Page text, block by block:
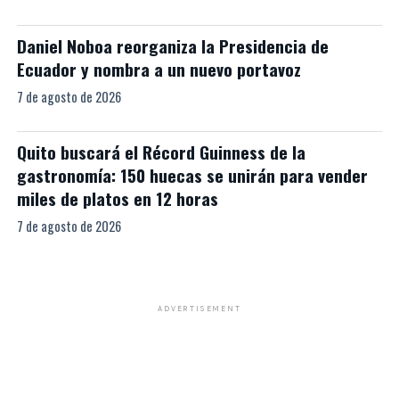
Daniel Noboa reorganiza la Presidencia de
Ecuador y nombra a un nuevo portavoz
7 de agosto de 2026
Quito buscará el Récord Guinness de la
gastronomía: 150 huecas se unirán para vender
miles de platos en 12 horas
7 de agosto de 2026
ADVERTISEMENT